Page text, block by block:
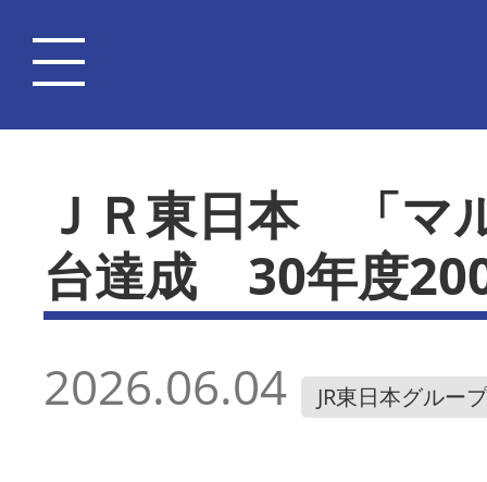
ＪＲ東日本 「マ
台達成 30年度
2026.06.04 JR東日本グループ